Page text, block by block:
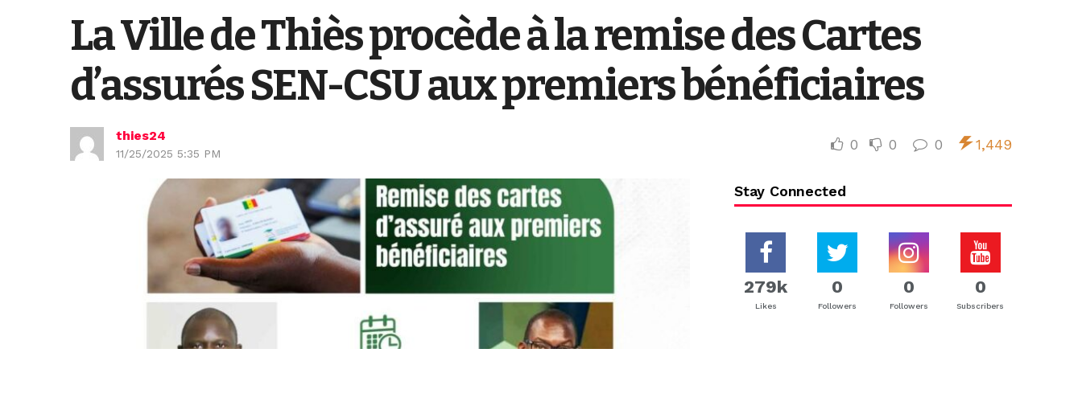
La Ville de Thiès procède à la remise des Cartes
d’assurés SEN-CSU aux premiers bénéficiaires
thies24
11/25/2025 5:35 PM
0 0 0 1,449
Stay Connected
279k
Likes
0
Followers
0
Followers
0
Subscribers